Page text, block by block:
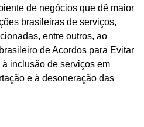
de negócios que dê maior
brasileiras de serviços,
entre outros, ao
de Acordos para Evitar
inclusão de serviços em
e à desoneração das